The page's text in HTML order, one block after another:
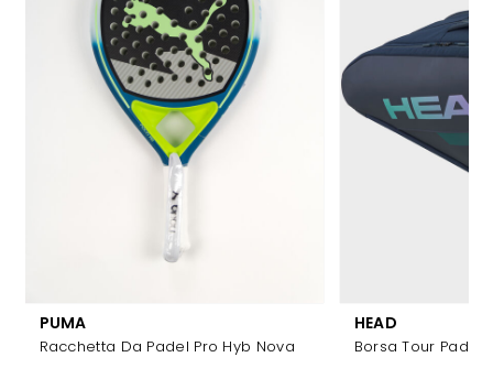
PUMA
Racchetta Da Padel Pro Hyb Nova
HEAD
Borsa Tour Padel L